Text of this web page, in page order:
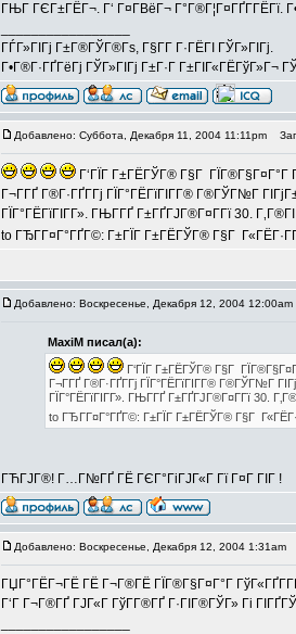
ГЊГ ГЄГ±ГЁГ¬. Г‘ Г¤Г­ВёГ¬ Г°Г®Г¦Г¤ГҐГ­ГЁГї.
ГЃГ»ГІГј Г±Г®ГЎГ®Гѕ, Г§Г­Г Г·ГЁГІ ГЎГ»ГІГј.
Г•Г®Г·ГҐГёГј ГЎГ»ГІГј Г±Г·Г Г±ГІГ«ГЁГўГ»Г¬
Добавлено: Суббота, Декабря 11, 2004 11:11pm
Г‘ГЇГ Г±ГЁГЎГ® Г§Г ГЇГ®Г§Г¤Г°Г
Г¬Г­ГҐ Г®Г·ГҐГ­Гј ГЇГ°ГЁГїГІГ­Г® Г®ГЎГ№Г
ГЇГ°ГЁГїГІГ­Г». ГЊГ­ГҐ Г±ГҐГЈГ®Г¤Г­Гї 30.
to ГЂГ­Г¤Г°ГҐГ©: Г±ГЇГ Г±ГЁГЎГ® Г§Г
Добавлено: Воскресенье, Декабря 12, 2004 12:00am
MaxiM писал(а):
Г‘ГЇГ Г±ГЁГЎГ® Г§Г
Г¬Г­ГҐ Г®Г·ГҐГ­Гј ГЇГ°ГЁГїГІГ­Г® Г®ГЎГ№Г
ГЇГ°ГЁГїГІГ­Г». ГЊГ­ГҐ Г±ГҐГЈГ®Г¤Г­Гї 30.
to ГЂГ­Г¤Г°ГҐГ©: Г±ГЇГ Г±ГЁГЎГ® Г§Г
ГЋГЈГ®! Г…Г№ГҐ ГЁ ГЄГ°ГіГЈГ«Г Гї Г¤Г ГІГ !
Добавлено: Воскресенье, Декабря 12, 2004 1:31am
ГЏГ°ГЁГ¬ГЁ ГЁ Г¬Г®ГЁ ГЇГ®Г§Г¤Г°Г
Г‘Г Г¬Г®ГҐ ГЈГ«Г ГўГ­Г®ГҐ Г·ГІГ®ГЎГ» Гі